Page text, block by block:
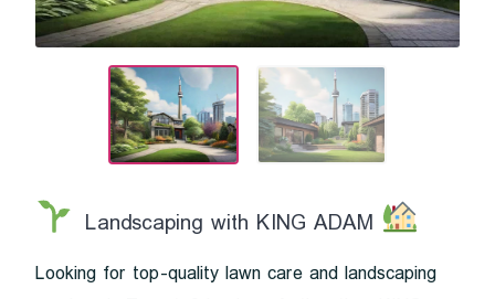
Landscaping with KING ADAM
Looking for top-quality lawn care and landscaping